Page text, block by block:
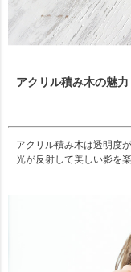
アクリル積み木の魅
アクリル積み木は透明度
光が反射して美しい影を